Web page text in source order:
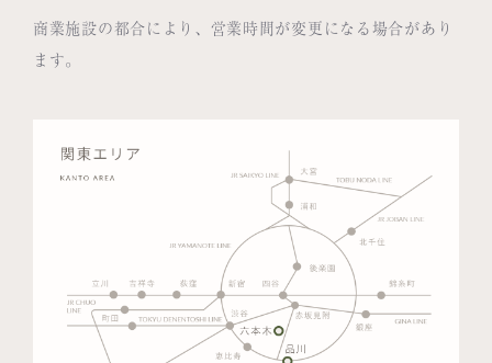
商業施設の都合により、営業時間が変更になる場合があり
ます。